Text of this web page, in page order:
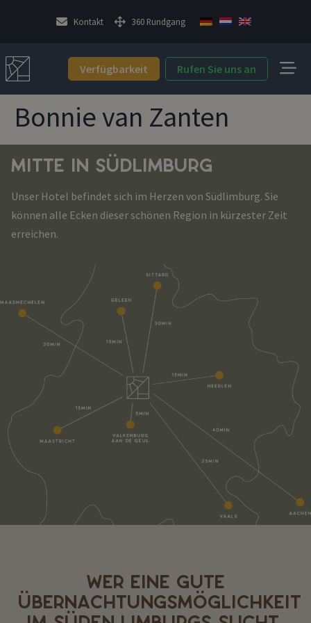
Kontakt 360 Rundgang
Verfügbarkeit Rufen Sie uns an
Bonnie van Zanten
MITTE IN SÜDLIMBURG
Unser Hotel befindet sich im Herzen von Südlimburg. Sie
können alle Ecken dieser schönen Region in kürzester Zeit
erreichen.
WER EINE GUTE
ÜBERNACHTUNGSMÖGLICHKEIT